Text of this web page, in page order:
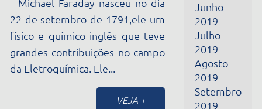
Dia Internacional
para a Preservação
da Camada de
Outubro
2019
Novembro
2019
Dezembro
2019
Janeiro
2020